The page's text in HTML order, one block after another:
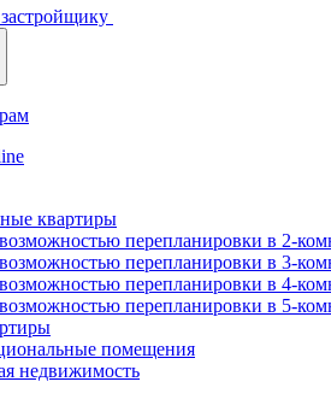
квартиры
перепланировки в 2-
перепланировки в 3-
перепланировки в 4-
перепланировки в 5-
помещения
недвижимость